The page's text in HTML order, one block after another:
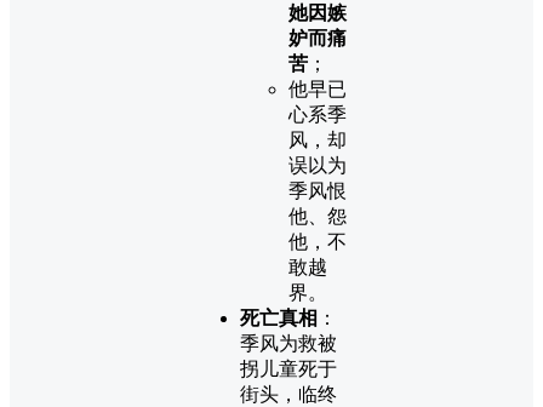
她因嫉
妒而痛
苦 ；
他早已
心系季
风，却
误以为
季风恨
他、怨
他，不
敢越
界。
死亡真相 ：
季风为救被
拐儿童死于
街头，临终